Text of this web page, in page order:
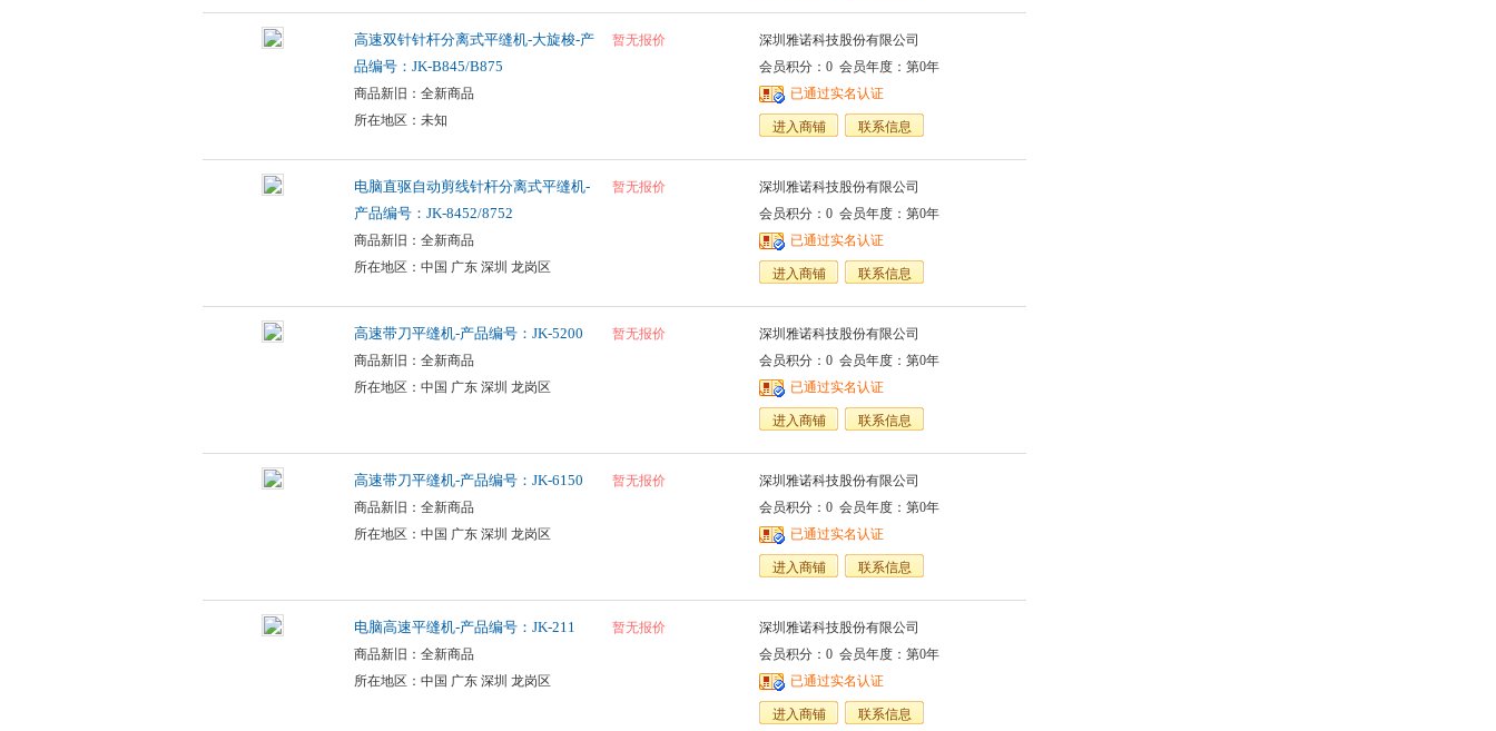
高速双针针杆分离式平缝机-大旋梭-产
品编号：JK-B845/B875
商品新旧：全新商品
所在地区：未知
暂无报价
深圳雅诺科技股份有限公司
会员积分：0 会员年度：第0年
已通过实名认证
进入商铺 联系信息
电脑直驱自动剪线针杆分离式平缝机-
产品编号：JK-8452/8752
商品新旧：全新商品
所在地区：中国 广东 深圳 龙岗区
暂无报价
深圳雅诺科技股份有限公司
会员积分：0 会员年度：第0年
已通过实名认证
进入商铺 联系信息
高速带刀平缝机-产品编号：JK-5200
商品新旧：全新商品
所在地区：中国 广东 深圳 龙岗区
暂无报价
深圳雅诺科技股份有限公司
会员积分：0 会员年度：第0年
已通过实名认证
进入商铺 联系信息
高速带刀平缝机-产品编号：JK-6150
商品新旧：全新商品
所在地区：中国 广东 深圳 龙岗区
暂无报价
深圳雅诺科技股份有限公司
会员积分：0 会员年度：第0年
已通过实名认证
进入商铺 联系信息
电脑高速平缝机-产品编号：JK-211
商品新旧：全新商品
所在地区：中国 广东 深圳 龙岗区
暂无报价
深圳雅诺科技股份有限公司
会员积分：0 会员年度：第0年
已通过实名认证
进入商铺 联系信息